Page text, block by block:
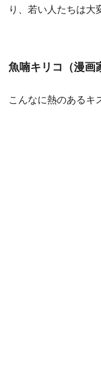
り、若い人たちは大
魚喃キリコ（漫画
こんなに熱のあるキ